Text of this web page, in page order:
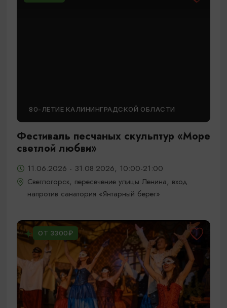
80-ЛЕТИЕ КАЛИНИНГРАДСКОЙ ОБЛАСТИ
Фестиваль песчаных скульптур «Море
светлой любви»
11.06.2026 - 31.08.2026, 10:00-21:00
Светлогорск, пересечение улицы Ленина, вход
напротив санатория «Янтарный берег»
ОТ 3300₽